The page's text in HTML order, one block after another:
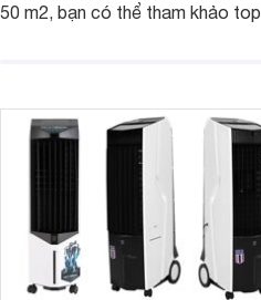
50 m2, bạn có thể tham khảo top